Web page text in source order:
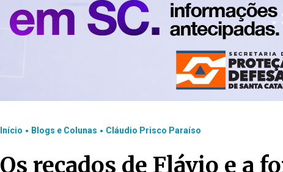
Início . Blogs e Colunas . Cláudio Prisco Paraíso
Os recados de Flávio e a